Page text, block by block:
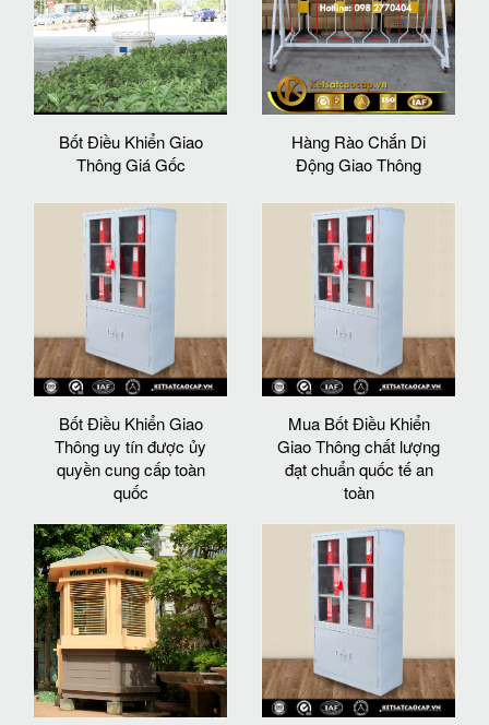
Bốt Điều Khiển Giao
Thông Giá Gốc
Hàng Rào Chắn Di
Động Giao Thông
Bốt Điều Khiển Giao
Thông uy tín được ủy
quyền cung cấp toàn
quốc
Mua Bốt Điều Khiển
Giao Thông chất lượng
đạt chuẩn quốc tế an
toàn